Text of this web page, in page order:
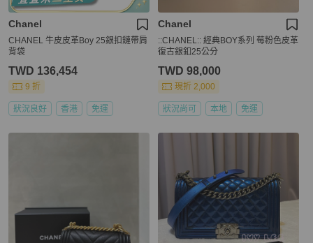
Chanel
CHANEL 牛皮皮革Boy 25銀扣鏈帶肩
背袋
TWD 136,454
9 折
狀況良好 香港 免運
Chanel
::CHANEL:: 經典BOY系列 莓粉色皮革
復古銀釦25公分
TWD 98,000
現折 2,000
狀況尚可 本地 免運